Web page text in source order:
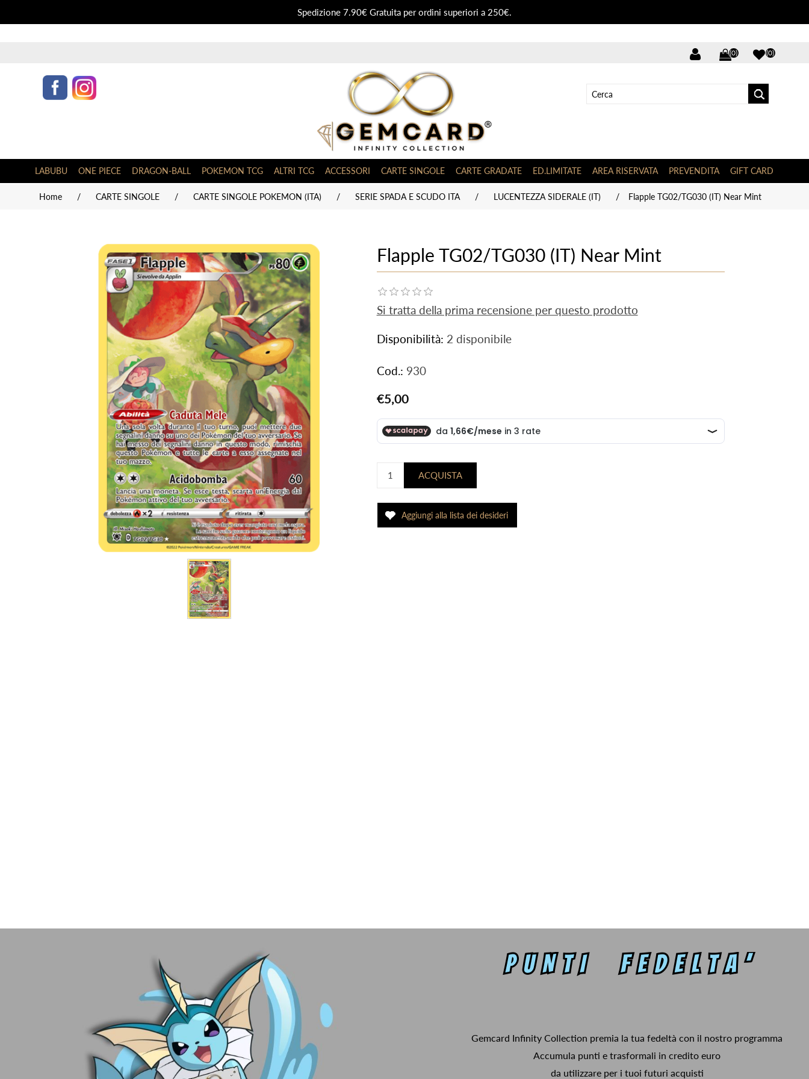
Spedizione 7.90€ Gratuita per ordini superiori a 250€.
(0) (0)
LABUBU ONE PIECE DRAGON-BALL POKEMON TCG ALTRI TCG ACCESSORI CARTE SINGOLE CARTE GRADATE ED.LIMITATE AREA RISERVATA PREVENDITA GIFT CARD
Home / CARTE SINGOLE / CARTE SINGOLE POKEMON (ITA) / SERIE SPADA E SCUDO ITA / LUCENTEZZA SIDERALE (IT) / Flapple TG02/TG030 (IT) Near Mint
Flapple TG02/TG030 (IT) Near Mint
Si tratta della prima recensione per questo prodotto
Disponibilità: 2 disponibile
Cod.: 930
€5,00
Gemcard Infinity Collection premia la tua fedeltà con il nostro programma
Accumula punti e trasformali in credito euro
da utilizzare per i tuoi futuri acquisti